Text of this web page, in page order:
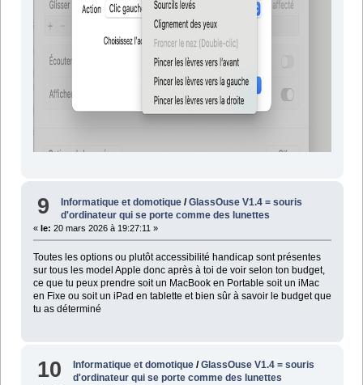
9 Informatique et domotique /GlassOuse V1.4 = souris
d'ordinateur qui se porte comme des lunettes
« le: 20 mars 2026 à 19:27:11 »
Toutes les options ou plutôt accessibilité handicap sont présentes
sur tous les model Apple donc après à toi de voir selon ton budget,
ce que tu peux prendre soit un MacBook en Portable soit un iMac
en Fixe ou soit un iPad en tablette et bien sûr à savoir le budget que
tu as déterminé
10 Informatique et domotique /GlassOuse V1.4 = souris
d'ordinateur qui se porte comme des lunettes